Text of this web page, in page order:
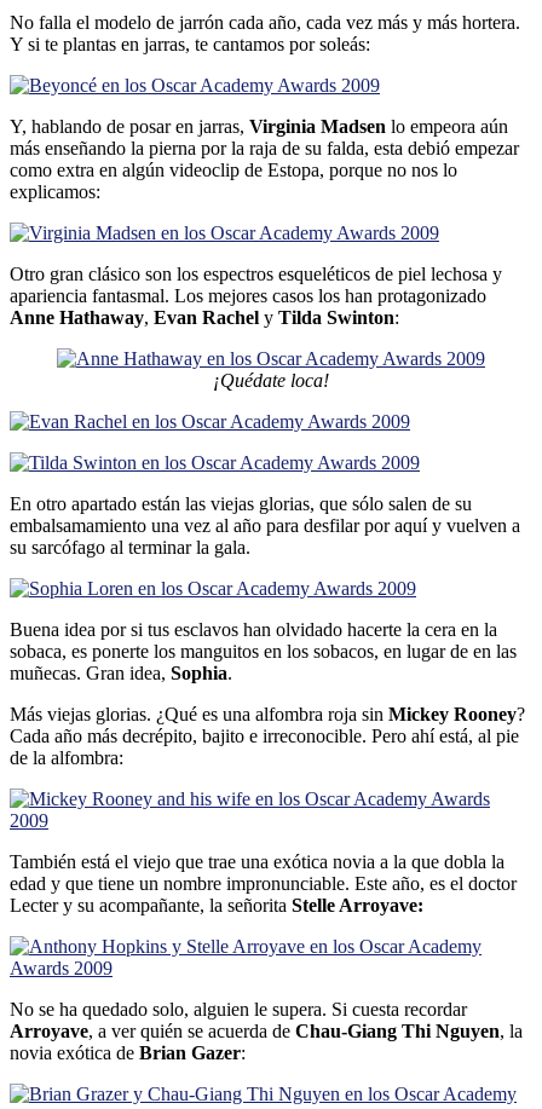
No falla el modelo de jarrón cada año, cada vez más y más hortera.
Y si te plantas en jarras, te cantamos por soleás:
Y, hablando de posar en jarras, Virginia Madsen lo empeora aún
más enseñando la pierna por la raja de su falda, esta debió empezar
como extra en algún videoclip de Estopa, porque no nos lo
explicamos:
Otro gran clásico son los espectros esqueléticos de piel lechosa y
apariencia fantasmal. Los mejores casos los han protagonizado
Anne Hathaway, Evan Rachel y Tilda Swinton:
¡Quédate loca!
En otro apartado están las viejas glorias, que sólo salen de su
embalsamamiento una vez al año para desfilar por aquí­ y vuelven a
su sarcófago al terminar la gala.
Buena idea por si tus esclavos han olvidado hacerte la cera en la
sobaca, es ponerte los manguitos en los sobacos, en lugar de en las
muñecas. Gran idea, Sophia.
Más viejas glorias. ¿Qué es una alfombra roja sin Mickey Rooney?
Cada año más decrépito, bajito e irreconocible. Pero ahí­ está, al pie
de la alfombra:
También está el viejo que trae una exótica novia a la que dobla la
edad y que tiene un nombre impronunciable. Este año, es el doctor
Lecter y su acompañante, la señorita Stelle Arroyave:
No se ha quedado solo, alguien le supera. Si cuesta recordar
Arroyave, a ver quién se acuerda de Chau-Giang Thi Nguyen, la
novia exótica de Brian Gazer: